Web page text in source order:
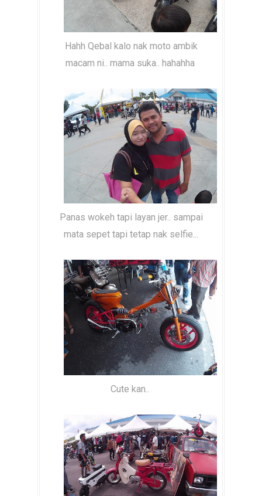
Hahh Qebal kalo nak moto ambik
macam ni.. mama suka.. hahahha
Panas wokeh tapi layan jer.. sampai
mata sepet tapi tetap nak selfie...
Cute kan..